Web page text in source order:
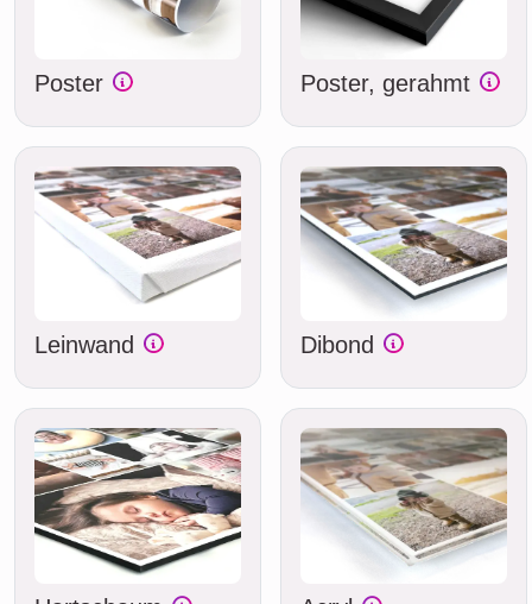
Poster Poster, gerahmt
Leinwand Dibond